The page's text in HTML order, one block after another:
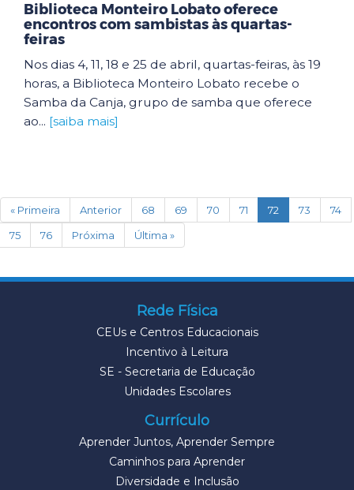
Biblioteca Monteiro Lobato oferece
encontros com sambistas às quartas-
feiras
Nos dias 4, 11, 18 e 25 de abril, quartas-feiras, às 19
horas, a Biblioteca Monteiro Lobato recebe o
Samba da Canja, grupo de samba que oferece
ao... [saiba mais]
« Primeira Anterior 68 69 70 71 72 (current)
73
74
75
76 Próxima Última »
Rede Física
CEUs e Centros Educacionais
Incentivo à Leitura
SE - Secretaria de Educação
Unidades Escolares
Currículo
Aprender Juntos, Aprender Sempre
Caminhos para Aprender
Diversidade e Inclusão